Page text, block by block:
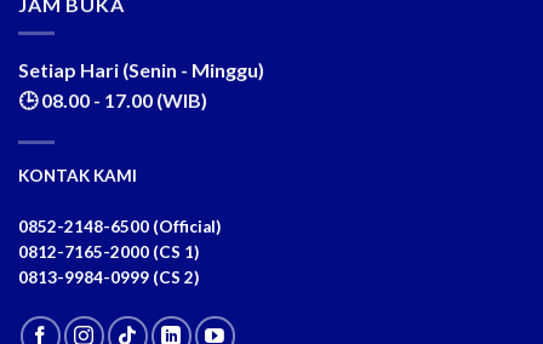
Setiap Hari (Senin - Minggu)
🕒 08.00 - 17.00 (WIB)
KONTAK KAMI
0852-2148-6500 (Official)
0812-7165-2000 (CS 1)
0813-9984-0999 (CS 2)